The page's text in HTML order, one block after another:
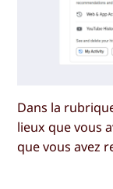
Dans la
lieux que vous
que vous avez